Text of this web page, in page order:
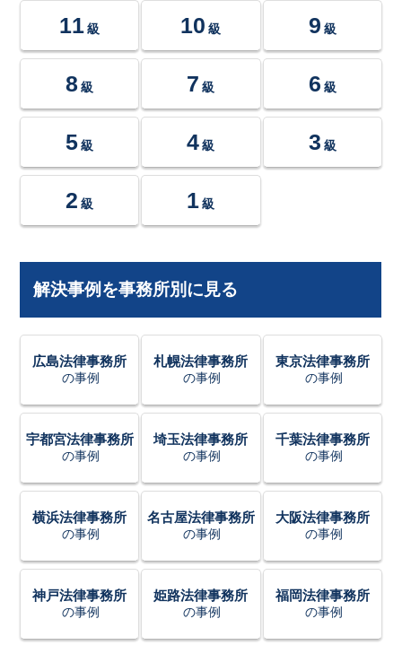
11 級 10 級 9 級
8 級 7 級 6 級
5 級 4 級 3 級
2 級 1 級
解決事例を事務所別に見る
広島法律事務所
の事例
札幌法律事務所
の事例
東京法律事務所
の事例
宇都宮法律事務所
の事例
埼玉法律事務所
の事例
千葉法律事務所
の事例
横浜法律事務所
の事例
名古屋法律事務所
の事例
大阪法律事務所
の事例
神戸法律事務所
の事例
姫路法律事務所
の事例
福岡法律事務所
の事例